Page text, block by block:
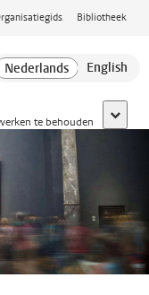
Bibliotheek
te behouden
toon